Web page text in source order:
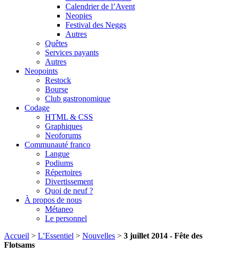
Calendrier de l’Avent
Neopies
Festival des Neggs
Autres
Quêtes
Services payants
Autres
Neopoints
Restock
Bourse
Club gastronomique
Codage
HTML & CSS
Graphiques
Neoforums
Communauté franco
Langue
Podiums
Répertoires
Divertissement
Quoi de neuf ?
À propos de nous
Métaneo
Le personnel
Accueil > L’Essentiel > Nouvelles > 3 juillet 2014 - Fête des
Flotsams